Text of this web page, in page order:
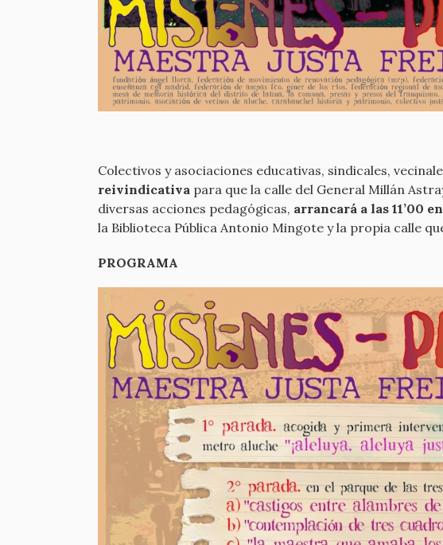
Colectivos y asociaciones educativas, sindicales,
reivindicativa para que la calle del General Millán
diversas acciones pedagógicas, arrancará a las 11’00
la Biblioteca Pública Antonio Mingote y la propia calle
PROGRAMA